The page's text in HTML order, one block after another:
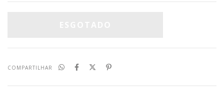
COMPARTILHAR